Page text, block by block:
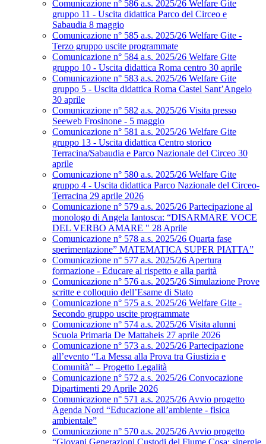
Comunicazione n° 586 a.s. 2025/26 Welfare Gite
gruppo 11 - Uscita didattica Parco del Circeo e
Sabaudia 8 maggio
Comunicazione n° 585 a.s. 2025/26 Welfare Gite -
Terzo gruppo uscite programmate
Comunicazione n° 584 a.s. 2025/26 Welfare Gite
gruppo 10 - Uscita didattica Roma centro 30 aprile
Comunicazione n° 583 a.s. 2025/26 Welfare Gite
gruppo 5 - Uscita didattica Roma Castel Sant’Angelo
30 aprile
Comunicazione n° 582 a.s. 2025/26 Visita presso
Seeweb Frosinone - 5 maggio
Comunicazione n° 581 a.s. 2025/26 Welfare Gite
gruppo 13 - Uscita didattica Centro storico
Terracina/Sabaudia e Parco Nazionale del Circeo 30
aprile
Comunicazione n° 580 a.s. 2025/26 Welfare Gite
gruppo 4 - Uscita didattica Parco Nazionale del Circeo-
Terracina 29 aprile 2026
Comunicazione n° 579 a.s. 2025/26 Partecipazione al
monologo di Angela Iantosca: “DISARMARE VOCE
DEL VERBO AMARE " 28 Aprile
Comunicazione n° 578 a.s. 2025/26 Quarta fase
sperimentazione” MATEMATICA SUPER PIATTA”
Comunicazione n° 577 a.s. 2025/26 Apertura
formazione - Educare al rispetto e alla parità
Comunicazione n° 576 a.s. 2025/26 Simulazione Prove
scritte e colloquio dell’Esame di Stato
Comunicazione n° 575 a.s. 2025/26 Welfare Gite -
Secondo gruppo uscite programmate
Comunicazione n° 574 a.s. 2025/26 Visita alunni
Scuola Primaria De Mattaheis 27 aprile 2026
Comunicazione n° 573 a.s. 2025/26 Partecipazione
all’evento “La Messa alla Prova tra Giustizia e
Comunità” – Progetto Legalità
Comunicazione n° 572 a.s. 2025/26 Convocazione
Dipartimenti 29 Aprile 2026
Comunicazione n° 571 a.s. 2025/26 Avvio progetto
Agenda Nord “Educazione all’ambiente - fisica
ambientale”
Comunicazione n° 570 a.s. 2025/26 Avvio progetto